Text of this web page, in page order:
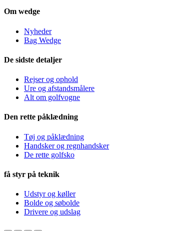
Om wedge
Nyheder
Bag Wedge
De sidste detaljer
Rejser og ophold
Ure og afstandsmålere
Alt om golfvogne
Den rette påklædning
Tøj og påklædning
Handsker og regnhandsker
De rette golfsko
få styr på teknik
Udstyr og køller
Bolde og søbolde
Drivere og udslag